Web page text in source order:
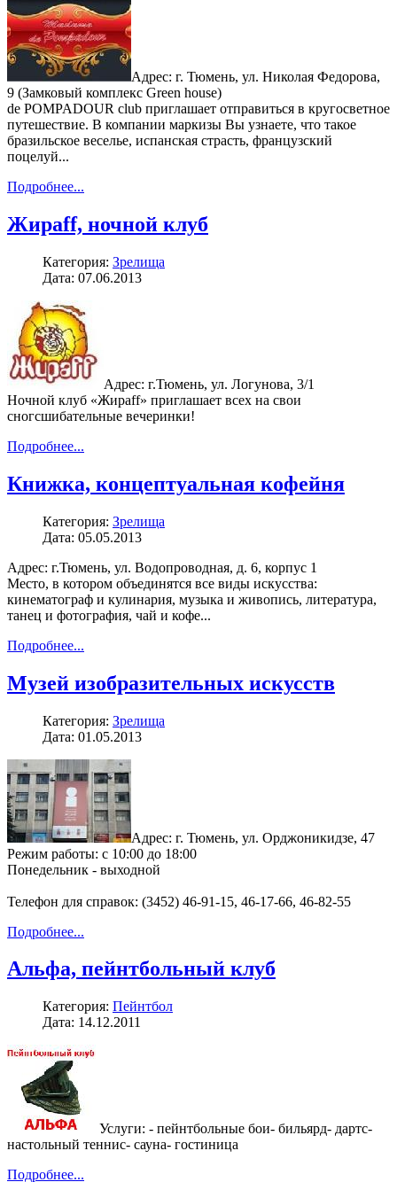
Адрес: г. Тюмень, ул. Николая Федорова,
9 (Замковый комплекс Green house)
de POMPADOUR club приглашает отправиться в кругосветное
путешествие. В компании маркизы Вы узнаете, что такое
бразильское веселье, испанская страсть, французский
поцелуй...
Подробнее...
Жираff, ночной клуб
Категория: Зрелища
Дата: 07.06.2013
Адрес: г.Тюмень, ул. Логунова, 3/1
Ночной клуб «Жираff» приглашает всех на свои
сногсшибательные вечеринки!
Подробнее...
Книжка, концептуальная кофейня
Категория: Зрелища
Дата: 05.05.2013
Адрес: г.Тюмень, ул. Водопроводная, д. 6, корпус 1
Место, в котором объединятся все виды искусства:
кинематограф и кулинария, музыка и живопись, литература,
танец и фотография, чай и кофе...
Подробнее...
Музей изобразительных искусств
Категория: Зрелища
Дата: 01.05.2013
Адрес: г. Тюмень, ул. Орджоникидзе, 47
Режим работы: с 10:00 до 18:00
Понедельник - выходной
Телефон для справок: (3452) 46-91-15, 46-17-66, 46-82-55
Подробнее...
Альфа, пейнтбольный клуб
Категория: Пейнтбол
Дата: 14.12.2011
Услуги: - пейнтбольные бои- бильярд- дартс-
настольный теннис- сауна- гостиница
Подробнее...